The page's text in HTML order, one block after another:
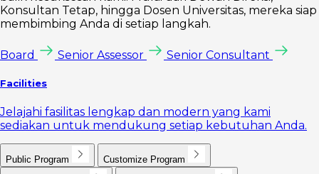
Konsultan Tetap, hingga Dosen Universitas, mereka siap
membimbing Anda di setiap langkah.
Board Senior Assessor Senior Consultant
Facilities
Jelajahi fasilitas lengkap dan modern yang kami
sediakan untuk mendukung setiap kebutuhan Anda.
Public Program Customize Program